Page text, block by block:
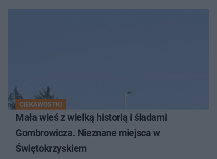
CIEKAWOSTKI
Mała wieś z wielką historią i śladami
Gombrowicza. Nieznane miejsca w
Świętokrzyskiem